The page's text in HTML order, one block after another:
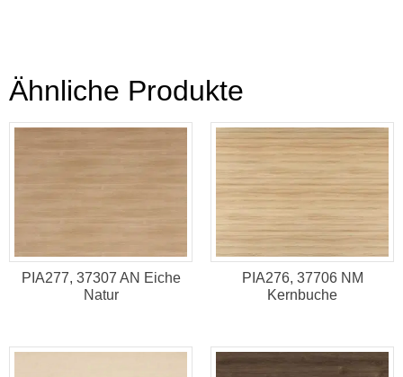
Ähnliche Produkte
PIA277, 37307 AN Eiche
Natur
PIA276, 37706 NM
Kernbuche